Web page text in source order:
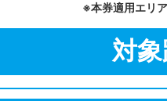
※本券適用エリ
対